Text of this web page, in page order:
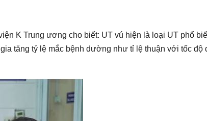
K Trung ương cho biết: UT vú hiện là loại UT phổ
tăng tỷ lệ mắc bệnh dường như tỉ lệ thuận với tốc độ